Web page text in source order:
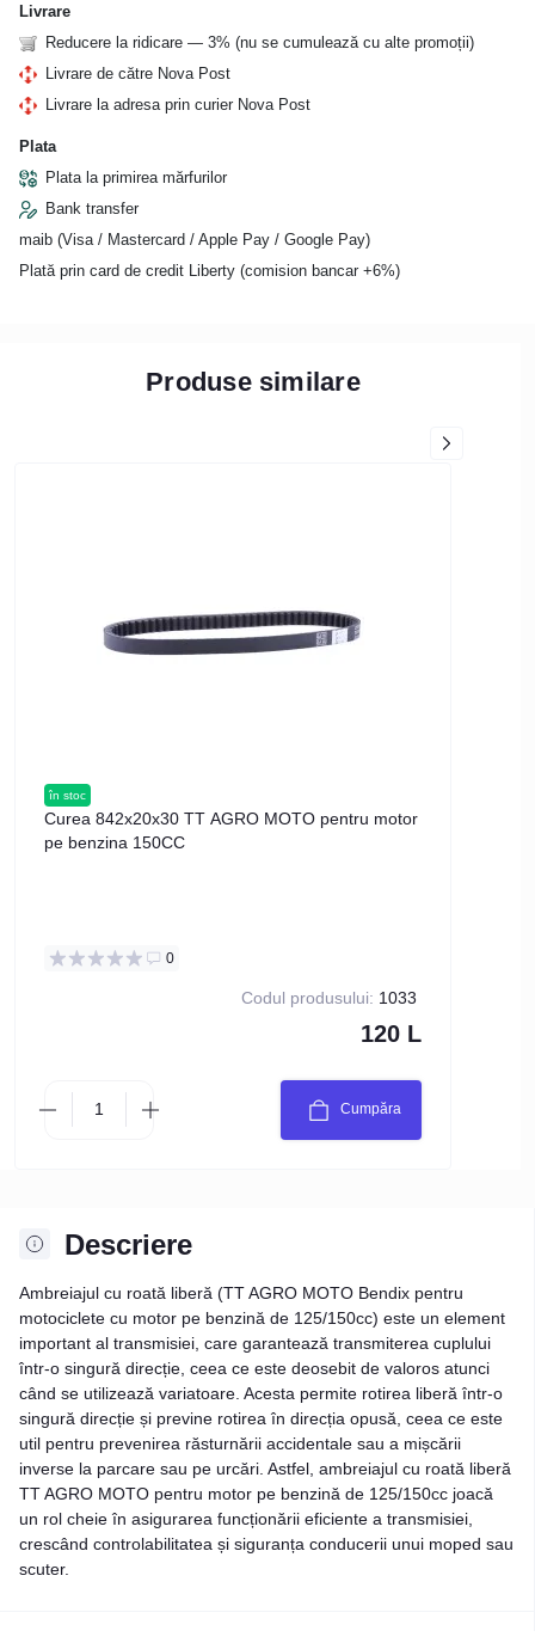
Livrare
Reducere la ridicare — 3% (nu se cumulează cu alte promoții)
Livrare de către Nova Post
Livrare la adresa prin curier Nova Post
Plata
Plata la primirea mărfurilor
Bank transfer
maib (Visa / Mastercard / Apple Pay / Google Pay)
Plată prin card de credit Liberty (comision bancar +6%)
Produse similare
în stoc
Curea 842x20x30 TT AGRO MOTO pentru motor
pe benzina 150CC
0
Codul produsului: 1033
120 L
Cumpăra
Descriere
Ambreiajul cu roată liberă (TT AGRO MOTO Bendix pentru
motociclete cu motor pe benzină de 125/150cc) este un element
important al transmisiei, care garantează transmiterea cuplului
într-o singură direcție, ceea ce este deosebit de valoros atunci
când se utilizează variatoare. Acesta permite rotirea liberă într-o
singură direcție și previne rotirea în direcția opusă, ceea ce este
util pentru prevenirea răsturnării accidentale sau a mișcării
inverse la parcare sau pe urcări. Astfel, ambreiajul cu roată liberă
TT AGRO MOTO pentru motor pe benzină de 125/150cc joacă
un rol cheie în asigurarea funcționării eficiente a transmisiei,
crescând controlabilitatea și siguranța conducerii unui moped sau
scuter.